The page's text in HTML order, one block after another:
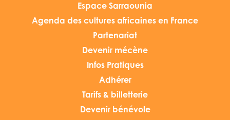
Espace Sarraounia
Agenda des cultures africaines en France
Partenariat
Devenir mécène
Infos Pratiques
Adhérer
Tarifs & billetterie
Devenir bénévole